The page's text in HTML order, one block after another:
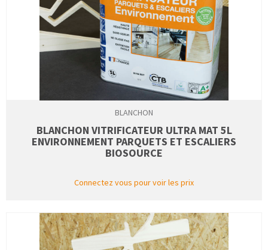
BLANCHON
BLANCHON VITRIFICATEUR ULTRA MAT 5L
ENVIRONNEMENT PARQUETS ET ESCALIERS
BIOSOURCE
Connectez vous pour voir les prix